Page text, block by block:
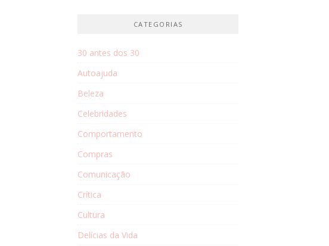
CATEGORIAS
30 antes dos 30
Autoajuda
Beleza
Celebridades
Comportamento
Compras
Comunicação
Crítica
Cultura
Delícias da Vida